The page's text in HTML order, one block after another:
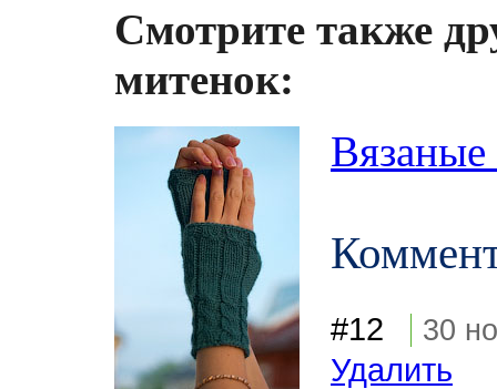
Смотрите также
митенок:
#12 30
Удалить